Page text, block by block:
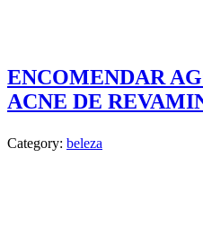
ENCOMENDAR
ACNE DE
Category: beleza